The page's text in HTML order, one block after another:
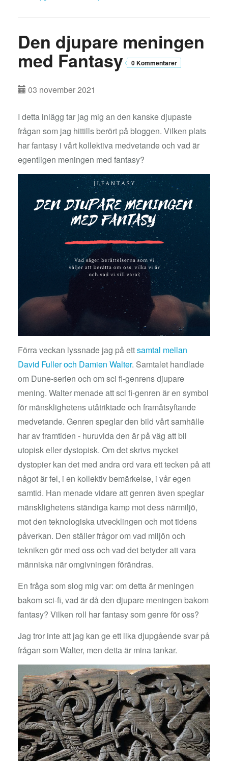
Den djupare meningen
med Fantasy 0 Kommentarer
03 november 2021
I detta inlägg tar jag mig an den kanske djupaste
frågan som jag hittills berört på bloggen. Vilken plats
har fantasy i vårt kollektiva medvetande och vad är
egentligen meningen med fantasy?
Förra veckan lyssnade jag på ettsamtal mellan
David Fuller och Damien Walter. Samtalet handlade
om Dune-serien och om sci fi-genrens djupare
mening. Walter menade att sci fi-genren är en symbol
för mänsklighetens utåtriktade och framåtsyftande
medvetande. Genren speglar den bild vårt samhälle
har av framtiden - huruvida den är på väg att bli
utopisk eller dystopisk. Om det skrivs mycket
dystopier kan det med andra ord vara ett tecken på att
något är fel, i en kollektiv bemärkelse, i vår egen
samtid. Han menade vidare att genren även speglar
mänsklighetens ständiga kamp mot dess närmiljö,
mot den teknologiska utvecklingen och mot tidens
påverkan. Den ställer frågor om vad miljön och
tekniken gör med oss och vad det betyder att vara
människa när omgivningen förändras.
En fråga som slog mig var: om detta är meningen
bakom sci-fi, vad är då den djupare meningen bakom
fantasy? Vilken roll har fantasy som genre för oss?
Jag tror inte att jag kan ge ett lika djupgående svar på
frågan som Walter, men detta är mina tankar.